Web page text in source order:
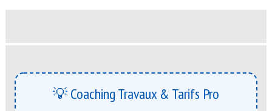
💡 Coaching Travaux & Tarifs Pro